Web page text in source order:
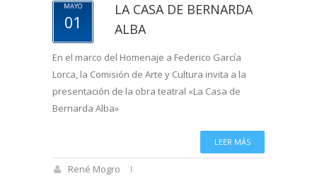
MAYO
01
LA CASA DE BERNARDA
ALBA
En el marco del Homenaje a Federico García
Lorca, la Comisión de Arte y Cultura invita a la
presentación de la obra teatral «La Casa de
Bernarda Alba»
LEER MÁS
René Mogro